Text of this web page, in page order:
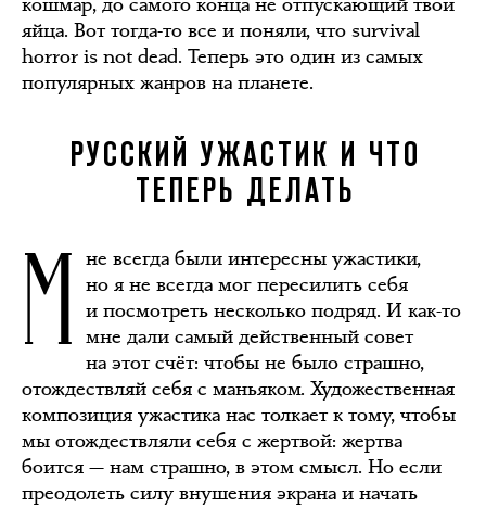
яйца. Вот тогда-то все и поняли, что survival
horror is not dead. Теперь это один из самых
популярных жанров на планете.
РУССКИЙ УЖАСТИК И ЧТО
ТЕПЕРЬ ДЕЛАТЬ
М не всегда были интересны ужастики,
но я не всегда мог пересилить себя
и посмотреть несколько подряд. И как-то
мне дали самый действенный совет
на этот счёт: чтобы не было страшно,
отождествляй себя с маньяком. Художественная
композиция ужастика нас толкает к тому, чтобы
мы отождествляли себя с жертвой: жертва
боится — нам страшно, в этом смысл. Но если
преодолеть силу внушения экрана и начать